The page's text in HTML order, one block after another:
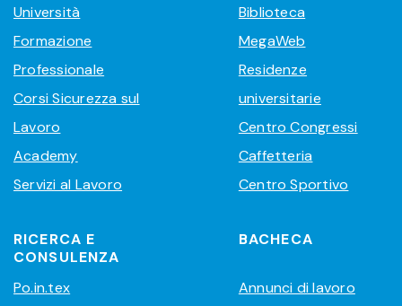
Università
Formazione
Professionale
Corsi Sicurezza sul
Lavoro
Academy
Servizi al Lavoro
Biblioteca
MegaWeb
Residenze
universitarie
Centro Congressi
Caffetteria
Centro Sportivo
RICERCA E
CONSULENZA
Po.in.tex
BACHECA
Annunci di lavoro